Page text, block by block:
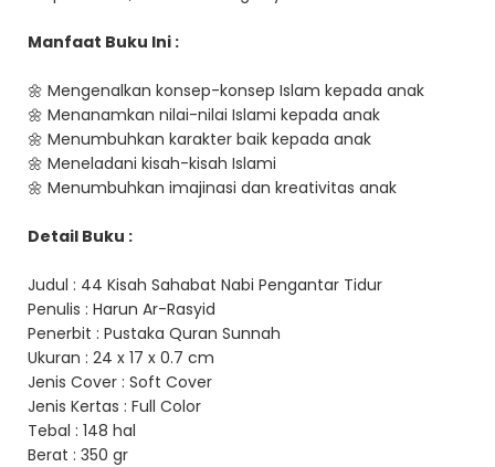
Manfaat Buku Ini :
🌼 Mengenalkan konsep-konsep Islam kepada anak
🌼 Menanamkan nilai-nilai Islami kepada anak
🌼 Menumbuhkan karakter baik kepada anak
🌼 Meneladani kisah-kisah Islami
🌼 Menumbuhkan imajinasi dan kreativitas anak
Detail Buku :
Judul : 44 Kisah Sahabat Nabi Pengantar Tidur
Penulis : Harun Ar-Rasyid
Penerbit : Pustaka Quran Sunnah
Ukuran : 24 x 17 x 0.7 cm
Jenis Cover : Soft Cover
Jenis Kertas : Full Color
Tebal : 148 hal
Berat : 350 gr